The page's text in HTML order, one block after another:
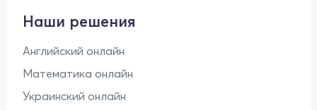
Наши решения
Английский онлайн
Математика онлайн
Украинский онлайн